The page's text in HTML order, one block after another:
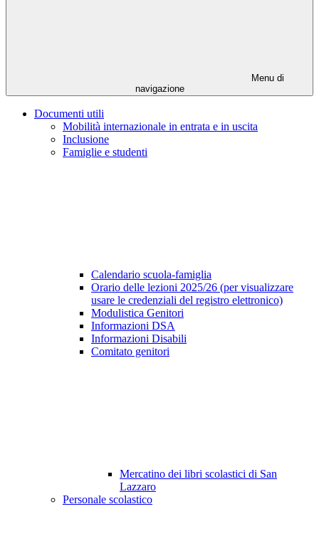
Menu di
navigazione
Documenti utili
Mobilità internazionale in entrata e in uscita
Inclusione
Famiglie e studenti
Calendario scuola-famiglia
Orario delle lezioni 2025/26 (per visualizzare
usare le credenziali del registro elettronico)
Modulistica Genitori
Informazioni DSA
Informazioni Disabili
Comitato genitori
Mercatino dei libri scolastici di San
Lazzaro
Personale scolastico